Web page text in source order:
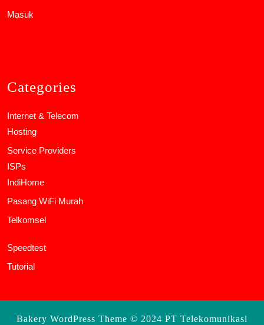
Masuk
Categories
Internet & Telecom
Hosting
Service Providers
ISPs
IndiHome
Pasang WiFi Murah
Telkomsel
Speedtest
Tutorial
Bakery WordPress Theme © 2024 PT Telekomunikasi